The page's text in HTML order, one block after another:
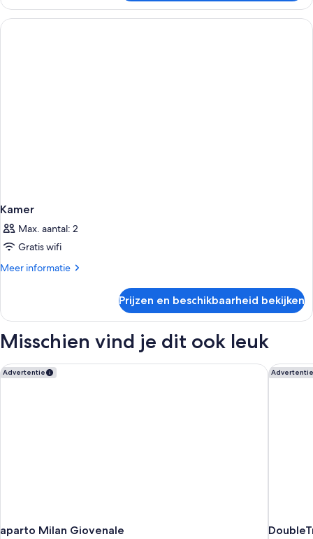
Kamer
Max. aantal: 2
Gratis wifi
Meer informatie
Meer
Prijzen en beschikbaarheid bekijken
Misschien vind je dit ook leuk
Advertentie
aparto Milan Giovenale
aparto Milan Giovenale Advertentie